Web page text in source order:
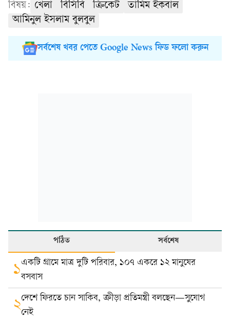
বিষয়: খেলা বিসিবি ক্রিকেট
তামিম ইকবাল
আমিনুল ইসলাম বুলবুল
সর্বশেষ খবর পেতে Google News ফিড ফলো করুন
পঠিত সর্বশেষ
১একটি গ্রামে মাত্র দুটি পরিবার, ১০৭ একরে ১২ মানুষের
বসবাস
২দেশে ফিরতে চান সাকিব, ক্রীড়া প্রতিমন্ত্রী বলছেন—সুযোগ
নেই